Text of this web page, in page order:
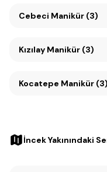
Cebeci Manikür (3)
Kızılay Manikür (3)
Kocatepe Manikür (3)
İncek Yakınındaki